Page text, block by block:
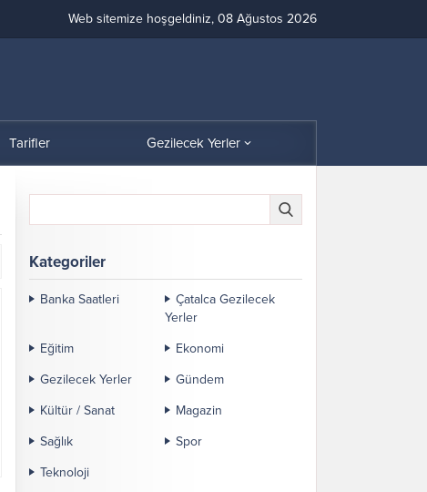
Web sitemize hoşgeldiniz, 08 Ağustos 2026
Tarifler Gezilecek Yerler
Kategoriler
Banka Saatleri
Çatalca Gezilecek
Yerler
Eğitim
Ekonomi
Gezilecek Yerler
Gündem
Kültür / Sanat
Magazin
Sağlık
Spor
Teknoloji